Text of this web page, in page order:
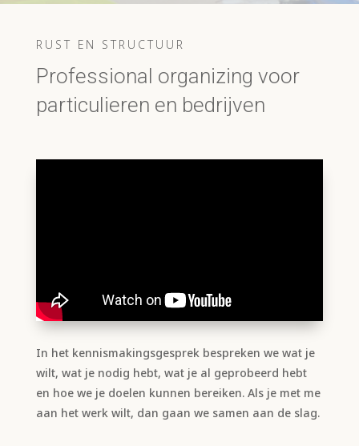
RUST EN STRUCTUUR
Professional organizing voor
particulieren en bedrijven
In het kennismakingsgesprek bespreken we wat je
wilt, wat je nodig hebt, wat je al geprobeerd hebt
en hoe we je doelen kunnen bereiken. Als je met me
aan het werk wilt, dan gaan we samen aan de slag.